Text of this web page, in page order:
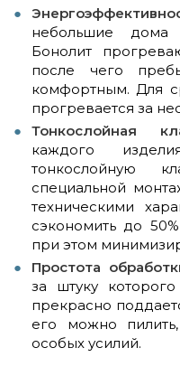
небольшие дома
Бонолит
после чего
комфортным. Для
прогревается за
Тонкослойная
каждого
тонкослойную
специальной
техническими
сэкономить до
при этом
Простота
за штуку
прекрасно
его можно
особых усилий.